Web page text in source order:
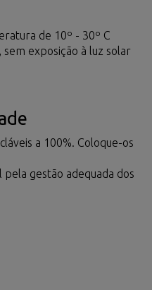
de 10º - 30º C
exposição à luz solar
a 100%. Coloque-os
gestão adequada dos